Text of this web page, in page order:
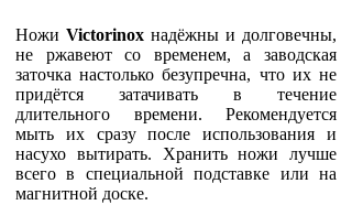
Ножи Victorinox надёжны и долговечны,
не ржавеют со временем, а заводская
заточка настолько безупречна, что их не
придётся затачивать в течение
длительного времени. Рекомендуется
мыть их сразу после использования и
насухо вытирать. Хранить ножи лучше
всего в специальной подставке или на
магнитной доске.